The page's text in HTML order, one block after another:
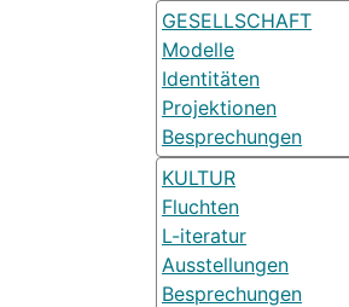
GESELLSCHAFT
Modelle
Identitäten
Projektionen
Besprechungen
KULTUR
Fluchten
L-iteratur
Ausstellungen
Besprechungen